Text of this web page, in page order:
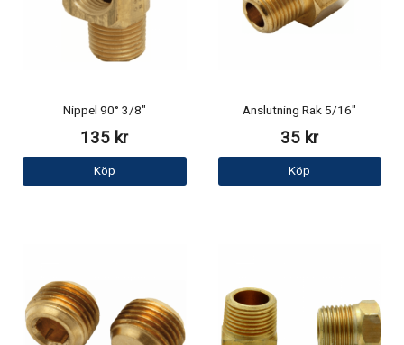
Nippel 90° 3/8"
135 kr
Köp
Anslutning Rak 5/16"
35 kr
Köp